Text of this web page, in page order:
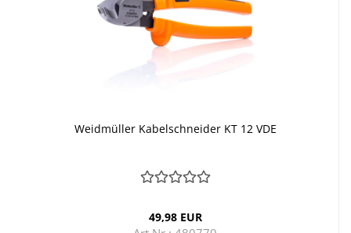
Weid­mül­ler Ka­bel­schnei­der KT 12 VDE
49,98 EUR